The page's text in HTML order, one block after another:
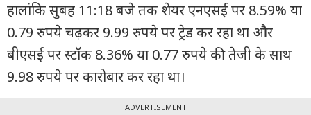
वीडियो
ट्रेंडिंग
हालांकि सुबह 11:18 बजे तक शेयर एनएसई पर 8.59% या
0.79 रुपये चढ़कर 9.99 रुपये पर ट्रेड कर रहा था और
बीएसई पर स्टॉक 8.36% या 0.77 रुपये की तेजी के साथ
9.98 रुपये पर कारोबार कर रहा था।
ADVERTISEMENT